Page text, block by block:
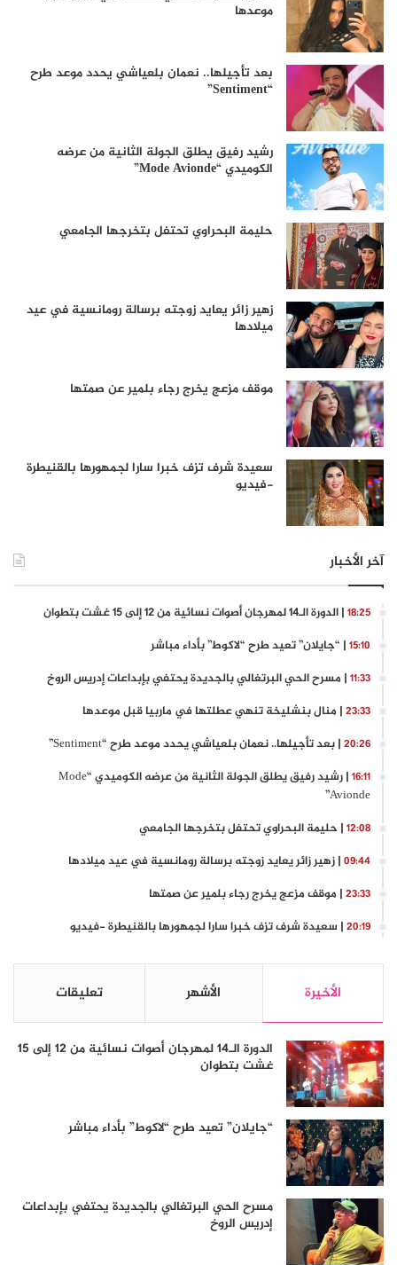
موعدها
بعد تأجيلها.. نعمان بلعياشي يحدد موعد طرح
“Sentiment”
رشيد رفيق يطلق الجولة الثانية من عرضه
الكوميدي “Mode Avionde”
حليمة البحراوي تحتفل بتخرجها الجامعي
زهير زائر يعايد زوجته برسالة رومانسية في عيد
ميلادها
موقف مزعج يخرج رجاء بلمير عن صمتها
سعيدة شرف تزف خبرا سارا لجمهورها بالقنيطرة
-فيديو
آخر الأخبار
18:25 | الدورة الـ14 لمهرجان أصوات نسائية من 12 إلى 15 غشت بتطوان
15:10 | “جايلان” تعيد طرح “لاكوط” بأداء مباشر
11:33 | مسرح الحي البرتغالي بالجديدة يحتفي بإبداعات إدريس الروخ
23:33 | منال بنشليخة تنهي عطلتها في ماربيا قبل موعدها
20:26 | بعد تأجيلها.. نعمان بلعياشي يحدد موعد طرح “Sentiment”
16:11
| رشيد رفيق يطلق الجولة الثانية من عرضه الكوميدي “Mode
Avionde”
12:08 | حليمة البحراوي تحتفل بتخرجها الجامعي
09:44 | زهير زائر يعايد زوجته برسالة رومانسية في عيد ميلادها
23:33 | موقف مزعج يخرج رجاء بلمير عن صمتها
20:19 | سعيدة شرف تزف خبرا سارا لجمهورها بالقنيطرة -فيديو
الأخيرة الأشهر تعليقات
الدورة الـ14 لمهرجان أصوات نسائية من 12 إلى 15
غشت بتطوان
“جايلان” تعيد طرح “لاكوط” بأداء مباشر
مسرح الحي البرتغالي بالجديدة يحتفي بإبداعات
إدريس الروخ